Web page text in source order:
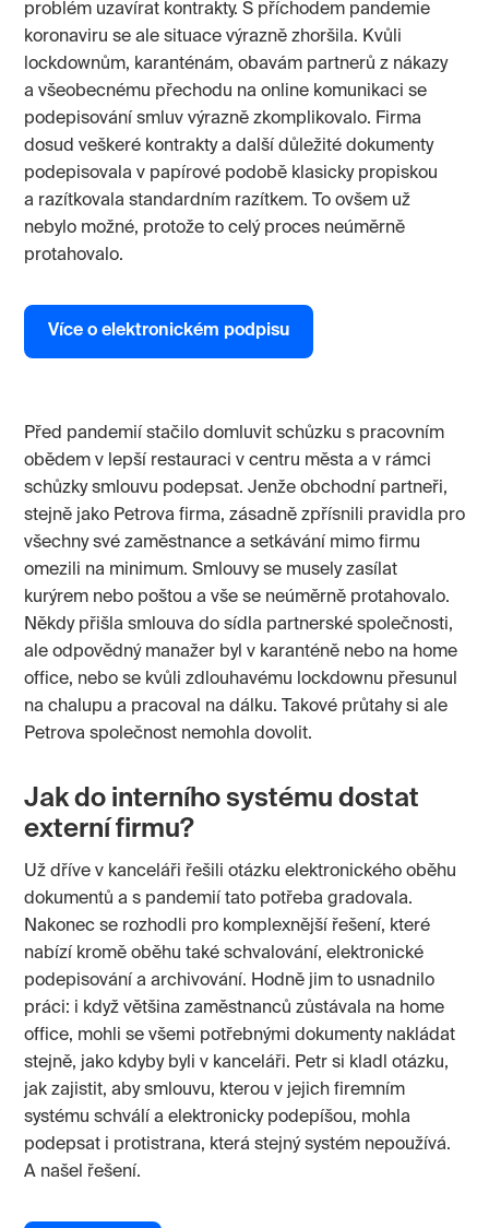
problém uzavírat kontrakty. S příchodem pandemie
koronaviru se ale situace výrazně zhoršila. Kvůli
lockdownům, karanténám, obavám partnerů z nákazy
a všeobecnému přechodu na online komunikaci se
podepisování smluv výrazně zkomplikovalo. Firma
dosud veškeré kontrakty a další důležité dokumenty
podepisovala v papírové podobě klasicky propiskou
a razítkovala standardním razítkem. To ovšem už
nebylo možné, protože to celý proces neúměrně
protahovalo.
Více o elektronickém podpisu
Před pandemií stačilo domluvit schůzku s pracovním
obědem v lepší restauraci v centru města a v rámci
schůzky smlouvu podepsat. Jenže obchodní partneři,
stejně jako Petrova firma, zásadně zpřísnili pravidla pro
všechny své zaměstnance a setkávání mimo firmu
omezili na minimum. Smlouvy se musely zasílat
kurýrem nebo poštou a vše se neúměrně protahovalo.
Někdy přišla smlouva do sídla partnerské společnosti,
ale odpovědný manažer byl v karanténě nebo na home
office, nebo se kvůli zdlouhavému lockdownu přesunul
na chalupu a pracoval na dálku. Takové průtahy si ale
Petrova společnost nemohla dovolit.
Jak do interního systému dostat
externí firmu?
Už dříve v kanceláři řešili otázku elektronického oběhu
dokumentů a s pandemií tato potřeba gradovala.
Nakonec se rozhodli pro komplexnější řešení, které
nabízí kromě oběhu také schvalování, elektronické
podepisování a archivování. Hodně jim to usnadnilo
práci: i když většina zaměstnanců zůstávala na home
office, mohli se všemi potřebnými dokumenty nakládat
stejně, jako kdyby byli v kanceláři. Petr si kladl otázku,
jak zajistit, aby smlouvu, kterou v jejich firemním
systému schválí a elektronicky podepíšou, mohla
podepsat i protistrana, která stejný systém nepoužívá.
A našel řešení.